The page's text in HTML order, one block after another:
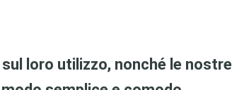
loro utilizzo, nonché le nostre